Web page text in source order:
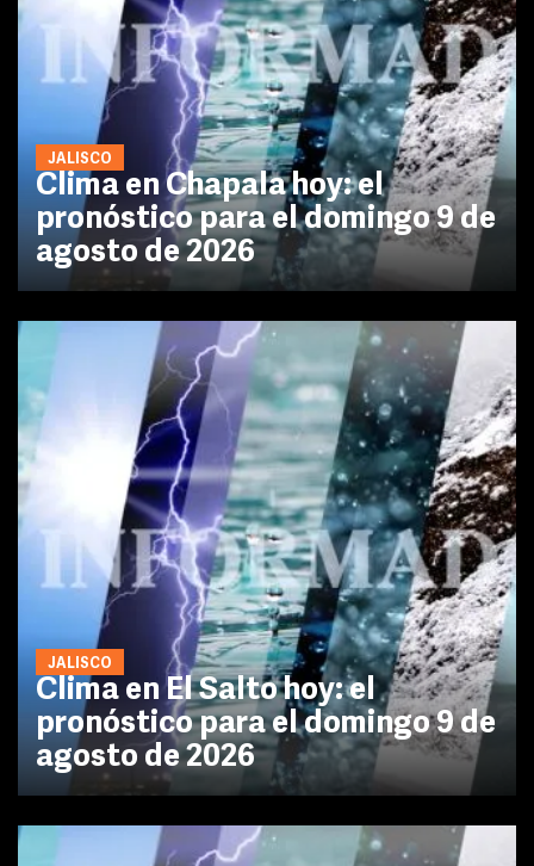
JALISCO
Clima en Chapala hoy: el
pronóstico para el domingo 9 de
agosto de 2026
JALISCO
Clima en El Salto hoy: el
pronóstico para el domingo 9 de
agosto de 2026